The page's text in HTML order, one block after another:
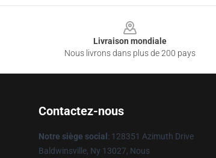
Livraison mondiale
Nous livrons dans plus de 200 pays
Contactez-nous
Notre siège social : 128351 Azimuth Drive
Baldwinsville, Ny 13027, Nous